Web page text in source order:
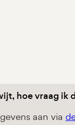
hoe vraag ik
aan via